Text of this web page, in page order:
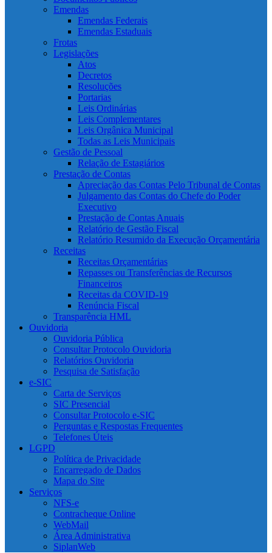
Emendas
Emendas Federais
Emendas Estaduais
Frotas
Legislações
Atos
Decretos
Resoluções
Portarias
Leis Ordinárias
Leis Complementares
Leis Orgânica Municipal
Todas as Leis Municipais
Gestão de Pessoal
Relação de Estagiários
Prestação de Contas
Apreciação das Contas Pelo Tribunal de Contas
Julgamento das Contas do Chefe do Poder
Executivo
Prestação de Contas Anuais
Relatório de Gestão Fiscal
Relatório Resumido da Execução Orçamentária
Receitas
Receitas Orçamentárias
Repasses ou Transferências de Recursos
Financeiros
Receitas da COVID-19
Renúncia Fiscal
Transparência HML
Ouvidoria
Ouvidoria Pública
Consultar Protocolo Ouvidoria
Relatórios Ouvidoria
Pesquisa de Satisfação
e-SIC
Carta de Serviços
SIC Presencial
Consultar Protocolo e-SIC
Perguntas e Respostas Frequentes
Telefones Úteis
LGPD
Política de Privacidade
Encarregado de Dados
Mapa do Site
Serviços
NFS-e
Contracheque Online
WebMail
Área Administrativa
SiplanWeb